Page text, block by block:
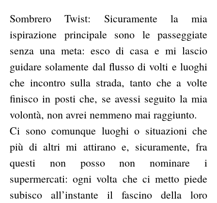
Sombrero Twist: Sicuramente la mia
ispirazione principale sono le passeggiate
senza una meta: esco di casa e mi lascio
guidare solamente dal flusso di volti e luoghi
che incontro sulla strada, tanto che a volte
finisco in posti che, se avessi seguito la mia
volontà, non avrei nemmeno mai raggiunto.
Ci sono comunque luoghi o situazioni che
più di altri mi attirano e, sicuramente, fra
questi non posso non nominare i
supermercati: ogni volta che ci metto piede
subisco all’instante il fascino della loro